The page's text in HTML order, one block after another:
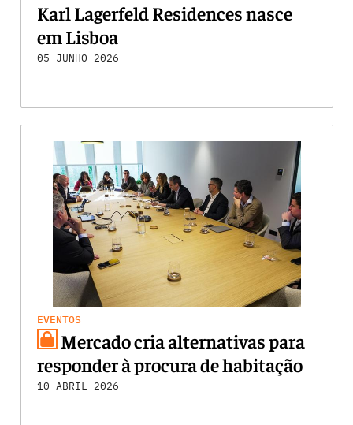
Karl Lagerfeld Residences nasce
em Lisboa
05 JUNHO 2026
EVENTOS
Mercado cria alternativas para
responder à procura de habitação
10 ABRIL 2026